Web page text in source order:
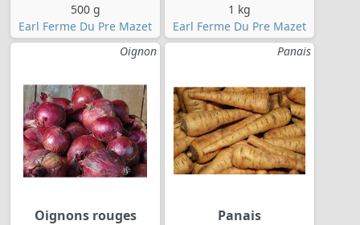
500 g
Earl Ferme Du Pre Mazet
1 kg
Earl Ferme Du Pre Mazet
Oignon
Oignons rouges
Panais
Panais